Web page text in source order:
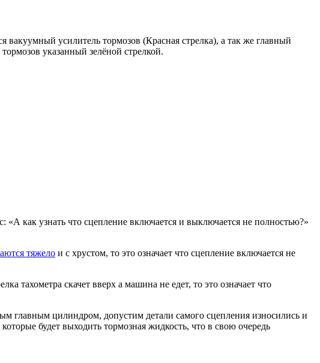
вакуумный усилитель тормозов (Красная стрелка), а так же главный
указанный зелёной стрелкой.
как узнать что сцепление включается и выключается не полностью?»
тяжело и с хрустом, то это означает что сцепление включается не
тахометра скачет вверх а машина не едет, то это означает что
главным цилиндром, допустим детали самого сцепления износились и
будет выходить тормозная жидкость, что в свою очередь